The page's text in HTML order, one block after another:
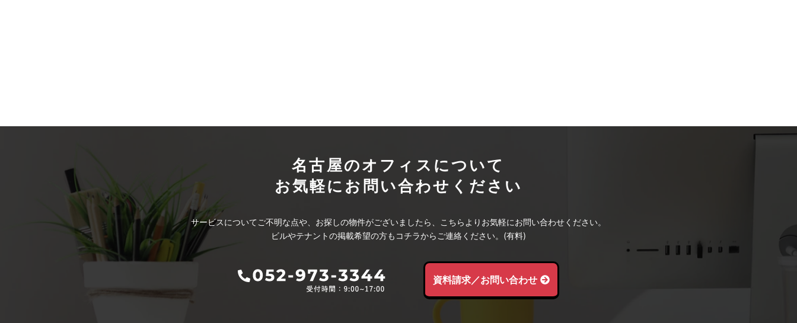
名古屋のオフィスについて
お気軽にお問い合わせください
サービスについてご不明な点や、お探しの物件がございましたら、こちらよりお気軽にお問い合わせください。
ビルやテナントの掲載希望の方もコチラからご連絡ください。(有料)
資料請求／お問い合わせ